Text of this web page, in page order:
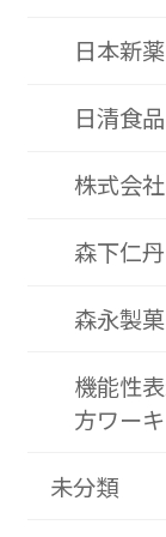
日本新薬
日清食品
株式会
森下仁丹
森永製菓
機能性
方ワー
未分類